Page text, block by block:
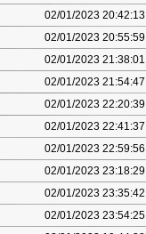
02/01/2023 20:42:13
02/01/2023 20:55:59
02/01/2023 21:38:01
02/01/2023 21:54:47
02/01/2023 22:20:39
02/01/2023 22:41:37
02/01/2023 22:59:56
02/01/2023 23:18:29
02/01/2023 23:35:42
02/01/2023 23:54:25